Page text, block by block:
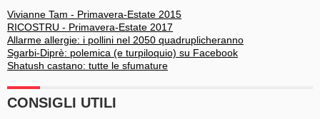
Vivianne Tam - Primavera-Estate 2015
RICOSTRU - Primavera-Estate 2017
Allarme allergie: i pollini nel 2050 quadruplicheranno
Sgarbi-Diprè: polemica (e turpiloquio) su Facebook
Shatush castano: tutte le sfumature
CONSIGLI UTILI